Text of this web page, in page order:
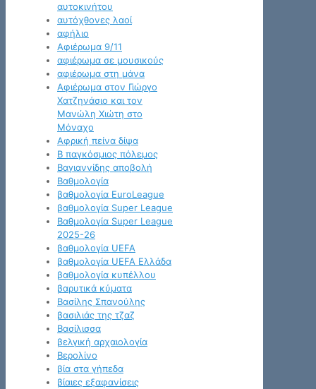
αυτοκινήτου
αυτόχθονες λαοί
αφήλιο
Αφιέρωμα 9/11
αφιέρωμα σε μουσικούς
αφιέρωμα στη μάνα
Αφιέρωμα στον Γιώργο
Χατζηνάσιο και τον
Μανώλη Χιώτη στο
Μόναχο
Αφρική πείνα δίψα
Β παγκόσμιος πόλεμος
Βαγιαννίδης αποβολή
Βαθμολογία
βαθμολογία EuroLeague
βαθμολογία Super League
Βαθμολογία Super League
2025-26
βαθμολογία UEFA
βαθμολογία UEFA Ελλάδα
βαθμολογία κυπέλλου
βαρυτικά κύματα
Βασίλης Σπανούλης
βασιλιάς της τζαζ
Βασίλισσα
βελγική αρχαιολογία
Βερολίνο
βία στα γήπεδα
βίαιες εξαφανίσεις